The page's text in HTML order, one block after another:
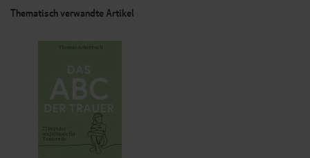
Thematisch verwandte Artikel